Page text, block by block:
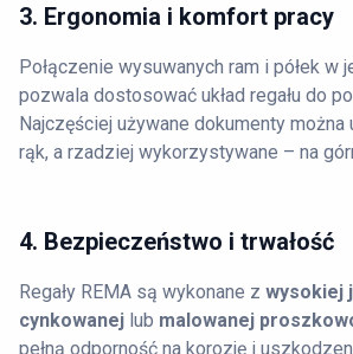
3. Ergonomia i komfort pracy
Połączenie wysuwanych ram i półek w
pozwala dostosować układ regału do
Najczęściej używane dokumenty
rąk, a rzadziej wykorzystywane – na
4. Bezpieczeństwo i trwałość
Regały REMA są wykonane z wysokiej
cynkowanej lub malowanej
pełną odporność na korozję i